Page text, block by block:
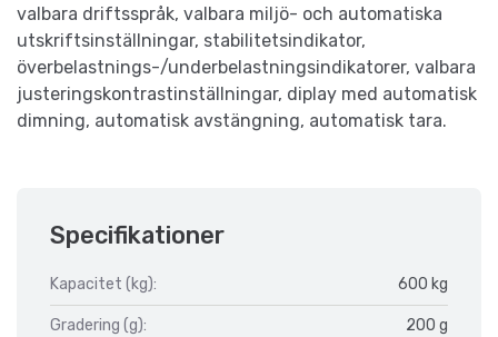
valbara driftsspråk, valbara miljö- och automatiska
utskriftsinställningar, stabilitetsindikator,
överbelastnings-/underbelastningsindikatorer, valbara
justeringskontrastinställningar, diplay med automatisk
dimning, automatisk avstängning, automatisk tara.
Specifikationer
Kapacitet (kg): 600 kg
Gradering (g): 200 g